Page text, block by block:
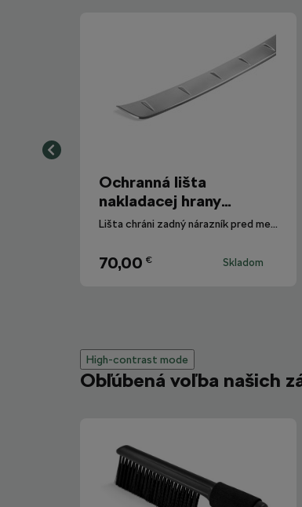
Ochranná lišta
nakladacej hrany
Superb III Combi
Lišta chráni zadný nárazník pred mechanickým poškodením.
70,00 € Skladom
High-contrast mode
Obľúbená voľba našich